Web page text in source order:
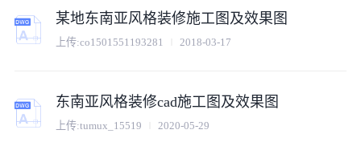
某地东南亚风格装修施工图及效果图
上传:co1501551193281 2018-03-17
东南亚风格装修cad施工图及效果图
上传:tumux_15519 2020-05-29